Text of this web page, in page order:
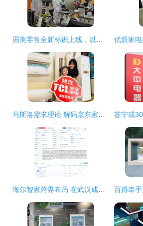
国美零售全新标识上线，以针纺织品为基石护航健康家居新未来
马斯洛需求理论 解码京东家电经营用户的深层密码
海尔智家跨界布局 在武汉成立传媒公司，业务延伸至针纺织品销售